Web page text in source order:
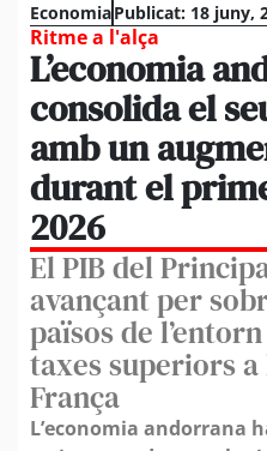
EconomiaPublicat: 18 juny,
Ritme a l'alça
L’economia
consolida el
amb un
durant el
2026
El PIB del
avançant per
països de
taxes superiors a
França
L’economia andorrana